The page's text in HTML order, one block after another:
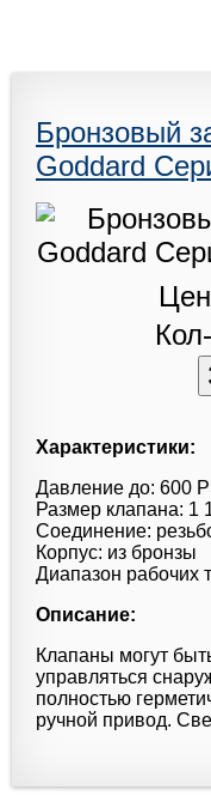
Бронзовый
Goddard
Характеристики:
Давление до: 600
Размер клапана: 1
Соединение:
Корпус: из бронзы
Диапазон рабочих
Описание:
Клапаны могут
управляться
полностью
ручной привод.